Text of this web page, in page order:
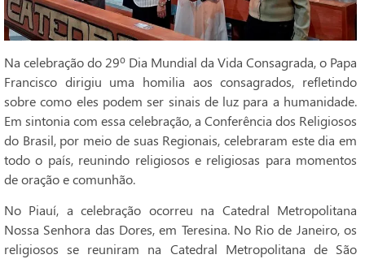
Na celebração do 29º Dia Mundial da Vida Consagrada, o Papa
Francisco dirigiu uma homilia aos consagrados, refletindo
sobre como eles podem ser sinais de luz para a humanidade.
Em sintonia com essa celebração, a Conferência dos Religiosos
do Brasil, por meio de suas Regionais, celebraram este dia em
todo o país, reunindo religiosos e religiosas para momentos
de oração e comunhão.
No Piauí, a celebração ocorreu na Catedral Metropolitana
Nossa Senhora das Dores, em Teresina. No Rio de Janeiro, os
religiosos se reuniram na Catedral Metropolitana de São